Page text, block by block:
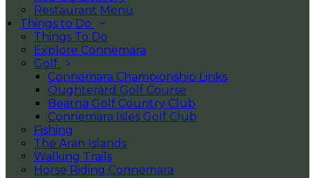
Restaurant Menu
Things to Do
Things To Do
Explore Connemara
Golf
Connemara Championship Links
Oughterard Golf Course
Bearna Golf Country Club
Connemara Isles Golf Club
Fishing
The Aran Islands
Walking Trails
Horse Riding Connemara